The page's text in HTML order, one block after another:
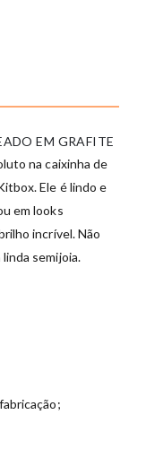
EM GRAFITE
na caixinha de
Ele é lindo e
em looks
incrível. Não
semijoia.